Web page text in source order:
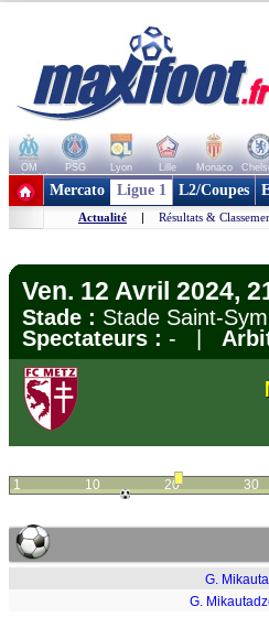
OM PSG Lyon Lille Monaco
+ de clubs
Mercato Ligue 1 L2/Coupes
Actualité | Résultats &
Ven. 12 Avril 2024,
Stade : Stade Saint-
Spectateurs : - |
1 10 20 30
G.
G.